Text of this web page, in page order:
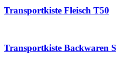
Transportkiste Fleisch T50
Transportkiste Backwaren